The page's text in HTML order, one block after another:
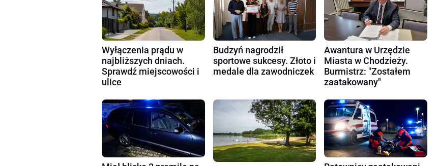
Wyłączenia prądu w
najbliższych dniach.
Sprawdź miejscowości i
ulice
Budzyń nagrodził
sportowe sukcesy. Złoto i
medale dla zawodniczek
Awantura w Urzędzie
Miasta w Chodzieży.
Burmistrz: "Zostałem
zaatakowany"